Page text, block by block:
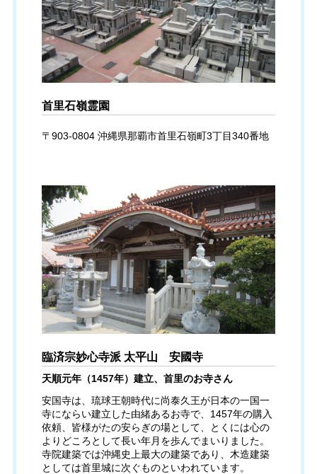
首里石嶺霊園
〒903-0804 沖縄県那覇市首里石嶺町3丁目340番地
臨済宗妙心寺派 太平山 安國寺
天順元年（1457年）建立、首里のお寺さん
安国寺は、琉球王朝時代に尚泰久王が日本の一国一
寺にならい建立した由緒あるお寺で、1457年の購入
依頼、皆様がたの安らぎの場として、とくには心の
よりどころとして長い年月を歩んでまいりました。
寺院建築では沖縄史上最大の建築であり、木造建築
としては首里城に次ぐものといわれています。